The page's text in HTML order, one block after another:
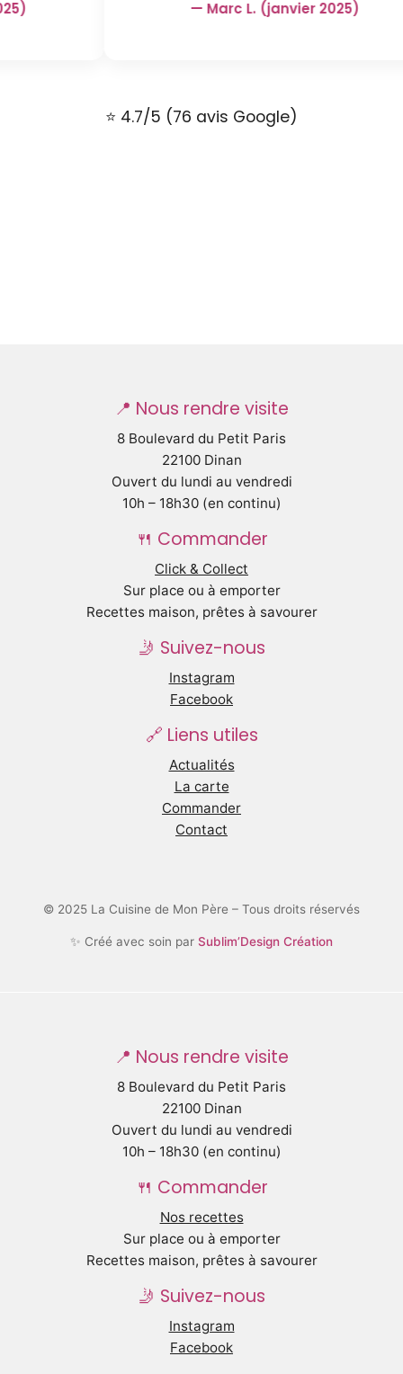
— Marc L. (janvier 2025)
⭐ 4.7/5 (76 avis Google)
📍 Nous rendre visite
8 Boulevard du Petit Paris
22100 Dinan
Ouvert du lundi au vendredi
10h – 18h30 (en continu)
🍴 Commander
Click & Collect
Sur place ou à emporter
Recettes maison, prêtes à savourer
🤳 Suivez-nous
Instagram
Facebook
🔗 Liens utiles
Actualités
La carte
Commander
Contact
© 2025 La Cuisine de Mon Père – Tous droits réservés
✨ Créé avec soin par Sublim’Design Création
📍 Nous rendre visite
8 Boulevard du Petit Paris
22100 Dinan
Ouvert du lundi au vendredi
10h – 18h30 (en continu)
🍴 Commander
Nos recettes
Sur place ou à emporter
Recettes maison, prêtes à savourer
🤳 Suivez-nous
Instagram
Facebook